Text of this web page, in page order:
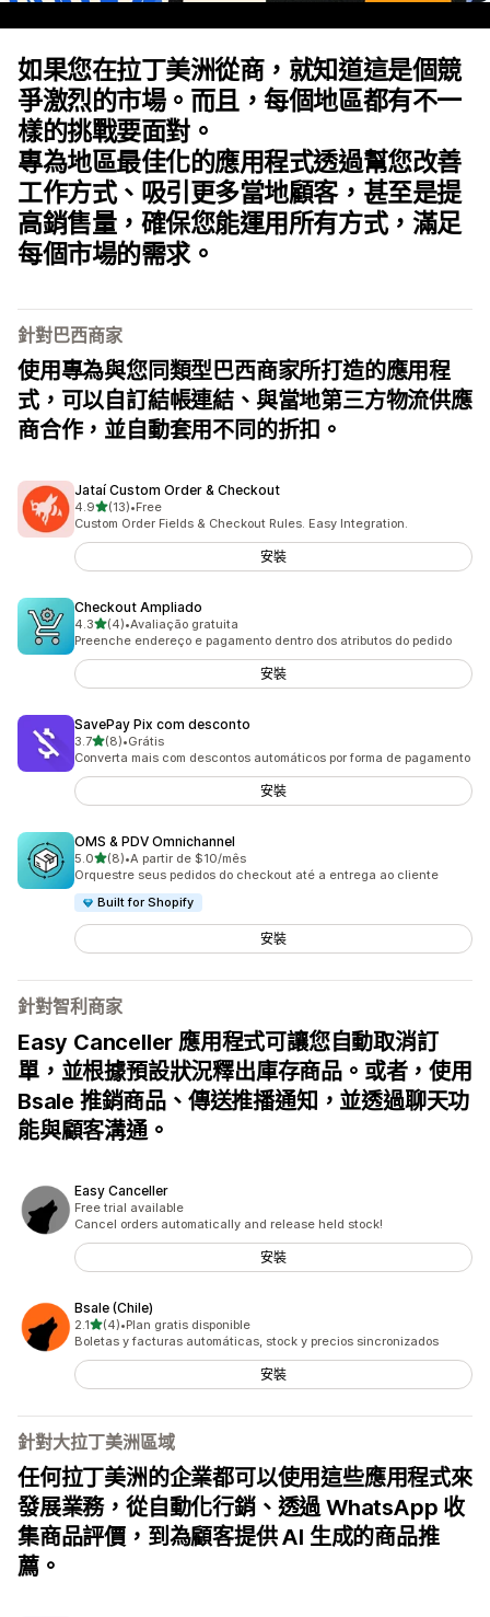
如果您在拉丁美洲從商，就知道這是個競
爭激烈的市場。而且，每個地區都有不一
樣的挑戰要面對。
專為地區最佳化的應用程式透過幫您改善
工作方式、吸引更多當地顧客，甚至是提
高銷售量，確保您能運用所有方式，滿足
每個市場的需求。
針對巴西商家
使用專為與您同類型巴西商家所打造的應用程
式，可以自訂結帳連結、與當地第三方物流供應
商合作，並自動套用不同的折扣。
Jataí Custom Order & Checkout
4.9滿分 5 顆星
(13)
共有 13 則評價
•Free
Custom Order Fields & Checkout Rules. Easy Integration.
安裝
Checkout Ampliado
4.3滿分 5 顆星
(4)
共有 4 則評價
•Avaliação gratuita
Preenche endereço e pagamento dentro dos atributos do pedido
安裝
SavePay Pix com desconto
3.7滿分 5 顆星
(8)
共有 8 則評價
•Grátis
Converta mais com descontos automáticos por forma de pagamento
安裝
OMS & PDV Omnichannel
5.0滿分 5 顆星
(8)
共有 8 則評價
•A partir de $10/mês
Orquestre seus pedidos do checkout até a entrega ao cliente
Built for Shopify
安裝
針對智利商家
Easy Canceller 應用程式可讓您自動取消訂
單，並根據預設狀況釋出庫存商品。或者，使用
Bsale 推銷商品、傳送推播通知，並透過聊天功
能與顧客溝通。
Easy Canceller
Free trial available
Cancel orders automatically and release held stock!
安裝
Bsale (Chile)
2.1滿分 5 顆星
(4)
共有 4 則評價
•Plan gratis disponible
Boletas y facturas automáticas, stock y precios sincronizados
安裝
針對大拉丁美洲區域
任何拉丁美洲的企業都可以使用這些應用程式來
發展業務，從自動化行銷、透過 WhatsApp 收
集商品評價，到為顧客提供 AI 生成的商品推
薦。